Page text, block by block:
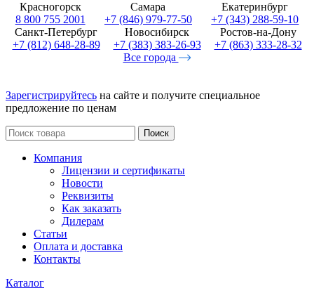
Красногорск
8 800 755 2001
Самара
+7 (846) 979-77-50
Екатеринбург
+7 (343) 288-59-10
Санкт-Петербург
+7 (812) 648-28-89
Новосибирск
+7 (383) 383-26-93
Ростов-на-Дону
+7 (863) 333-28-32
Все города
Зарегистрируйтесь на сайте и получите специальное
предложение по ценам
Поиск
Компания
Лицензии и сертификаты
Новости
Реквизиты
Как заказать
Дилерам
Статьи
Оплата и доставка
Контакты
Каталог